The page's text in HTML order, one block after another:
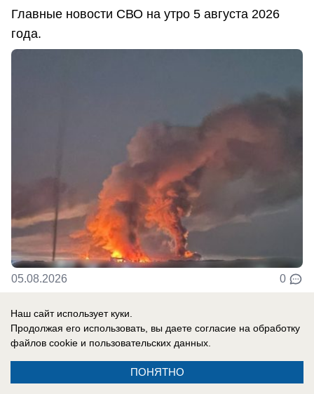
Главные новости СВО на утро 5 августа 2026
года.
05.08.2026 0
Наш сайт использует куки.
Продолжая его использовать, вы даете согласие на обработку
файлов cookie и пользовательских данных.
ПОНЯТНО